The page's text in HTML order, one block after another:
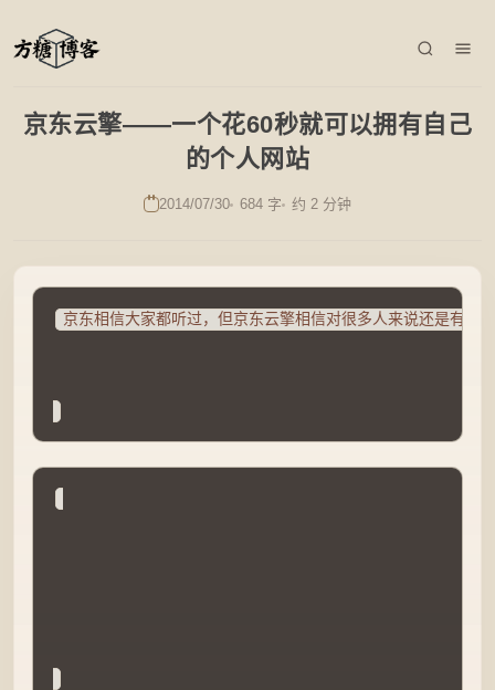
京东云擎——一个花60秒就可以拥有自己
的个人网站
2014/07/30 684 字 约 2 分钟
京东相信大家都听过，但京东云擎相信对很多人来说还是有点